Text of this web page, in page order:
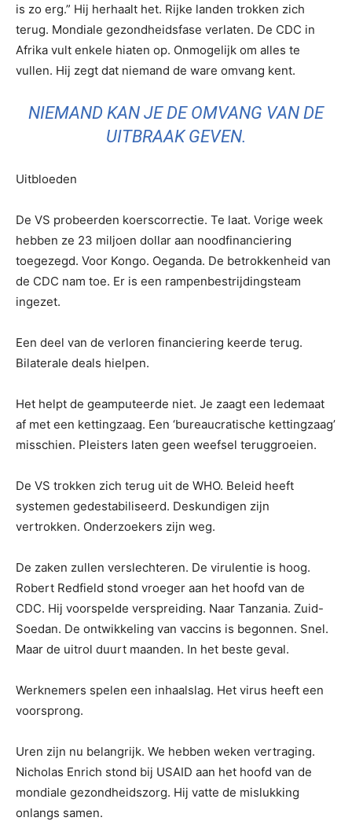
is zo erg.” Hij herhaalt het. Rijke landen trokken zich
terug. Mondiale gezondheidsfase verlaten. De CDC in
Afrika vult enkele hiaten op. Onmogelijk om alles te
vullen. Hij zegt dat niemand de ware omvang kent.
NIEMAND KAN JE DE OMVANG VAN DE
UITBRAAK GEVEN.
Uitbloeden
De VS probeerden koerscorrectie. Te laat. Vorige week
hebben ze 23 miljoen dollar aan noodfinanciering
toegezegd. Voor Kongo. Oeganda. De betrokkenheid van
de CDC nam toe. Er is een rampenbestrijdingsteam
ingezet.
Een deel van de verloren financiering keerde terug.
Bilaterale deals hielpen.
Het helpt de geamputeerde niet. Je zaagt een ledemaat
af met een kettingzaag. Een ‘bureaucratische kettingzaag’
misschien. Pleisters laten geen weefsel teruggroeien.
De VS trokken zich terug uit de WHO. Beleid heeft
systemen gedestabiliseerd. Deskundigen zijn
vertrokken. Onderzoekers zijn weg.
De zaken zullen verslechteren. De virulentie is hoog.
Robert Redfield stond vroeger aan het hoofd van de
CDC. Hij voorspelde verspreiding. Naar Tanzania. Zuid-
Soedan. De ontwikkeling van vaccins is begonnen. Snel.
Maar de uitrol duurt maanden. In het beste geval.
Werknemers spelen een inhaalslag. Het virus heeft een
voorsprong.
Uren zijn nu belangrijk. We hebben weken vertraging.
Nicholas Enrich stond bij USAID aan het hoofd van de
mondiale gezondheidszorg. Hij vatte de mislukking
onlangs samen.